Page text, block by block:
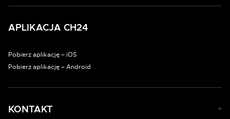
APLIKACJA CH24
Pobierz aplikację – iOS
Pobierz aplikację – Android
KONTAKT